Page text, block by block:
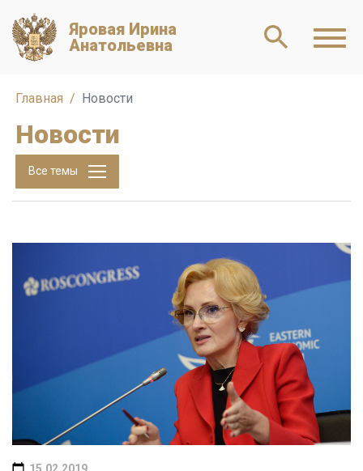
Яровая Ирина
Анатольевна
Главная Новости
Новости
Все темы